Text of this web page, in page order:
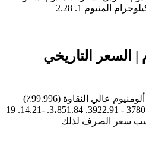
| السعر التاريخي
3،709.7. -14.21. 19 مايو 2023. ألومنيوم عالي النقاوة (99.996٪)
(دولار أمريكي / طن متري) 3780.77 - 3922.91. 3،851.84. -14.21. 19